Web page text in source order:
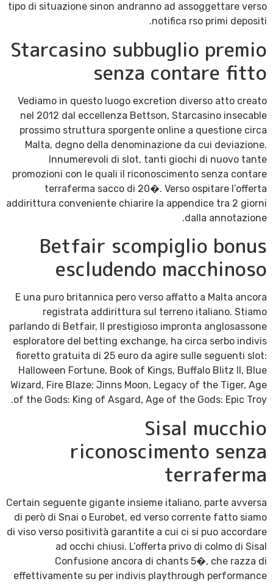
tipo di situazione sinon andranno ad assoggettare verso
notifica rso primi depositi.
Starcasino subbuglio premio
senza contare fitto
Vediamo in questo luogo excretion diverso atto creato
nel 2012 dal eccellenza Bettson, Starcasino insecable
prossimo struttura sporgente online a questione circa
Malta, degno della denominazione da cui deviazione.
Innumerevoli di slot, tanti giochi di nuovo tante
promozioni con le quali il riconoscimento senza contare
terraferma sacco di 20�. Verso ospitare l’offerta
addirittura conveniente chiarire la appendice tra 2 giorni
dalla annotazione.
Betfair scompiglio bonus
escludendo macchinoso
E una puro britannica pero verso affatto a Malta ancora
registrata addirittura sul terreno italiano. Stiamo
parlando di Betfair, Il prestigioso impronta anglosassone
esploratore del betting exchange, ha circa serbo indivis
fioretto gratuita di 25 euro da agire sulle seguenti slot:
Halloween Fortune, Book of Kings, Buffalo Blitz II, Blue
Wizard, Fire Blaze: Jinns Moon, Legacy of the Tiger, Age
of the Gods: King of Asgard, Age of the Gods: Epic Troy.
Sisal mucchio
riconoscimento senza
terraferma
Certain seguente gigante insieme italiano, parte avversa
di però di Snai o Eurobet, ed verso corrente fatto siamo
di viso verso positività garantite a cui ci si puo accordare
ad occhi chiusi. L’offerta privo di colmo di Sisal
Confusione ancora di chants 5�, che razza di
effettivamente su per indivis playthrough performance